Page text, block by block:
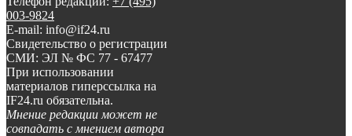
003-9824
E-mail: info@if24.ru
Свидетельство о регистрации
СМИ: ЭЛ № ФС 77 - 67477
При использовании
материалов гиперссылка на
IF24.ru обязательна.
Мнение редакции может не
совпадать с мнением автора